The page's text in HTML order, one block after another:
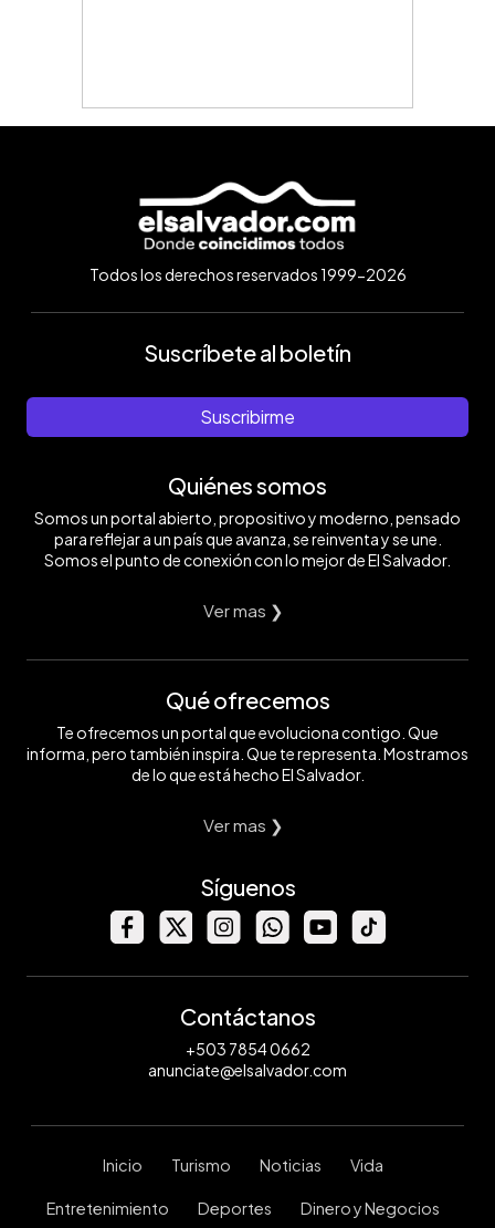
Todos los derechos reservados 1999-2026
Suscríbete al boletín
Suscribirme
Quiénes somos
Somos un portal abierto, propositivo y moderno, pensado
para reflejar a un país que avanza, se reinventa y se une.
Somos el punto de conexión con lo mejor de El Salvador.
Ver mas ❯
Qué ofrecemos
Te ofrecemos un portal que evoluciona contigo. Que
informa, pero también inspira. Que te representa. Mostramos
de lo que está hecho El Salvador.
Ver mas ❯
Síguenos
Contáctanos
+503 7854 0662
anunciate@elsalvador.com
Inicio Turismo Noticias Vida
Entretenimiento Deportes Dinero y Negocios